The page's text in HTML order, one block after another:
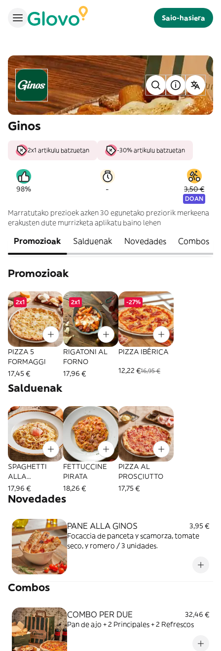
Saio-hasiera
Ginos
2x1 artikulu batzuetan -30% artikulu batzuetan
98% - 3,50 €
DOAN
Marratutako prezioek azken 30 egunetako preziorik merkeena
erakusten dute murrizketa aplikatu baino lehen
Promozioak Salduenak Novedades Combos
Promozioak
2x1
PIZZA 5
FORMAGGI
17,45 €
2x1
RIGATONI AL
FORNO
17,96 €
-27%
PIZZA IBÉRICA
12,22 €16,95 €
Salduenak
SPAGHETTI
ALLA
CARBONARA
DE AQUÍ
17,96 €
FETTUCCINE
PIRATA
18,26 €
PIZZA AL
PROSCIUTTO
17,75 €
Novedades
PANE ALLA GINOS
3,95 €
Focaccia de panceta y scamorza, tomate
seco, y romero / 3 unidades.
Combos
COMBO PER DUE
32,46 €
Pan de ajo + 2 Principales + 2 Refrescos